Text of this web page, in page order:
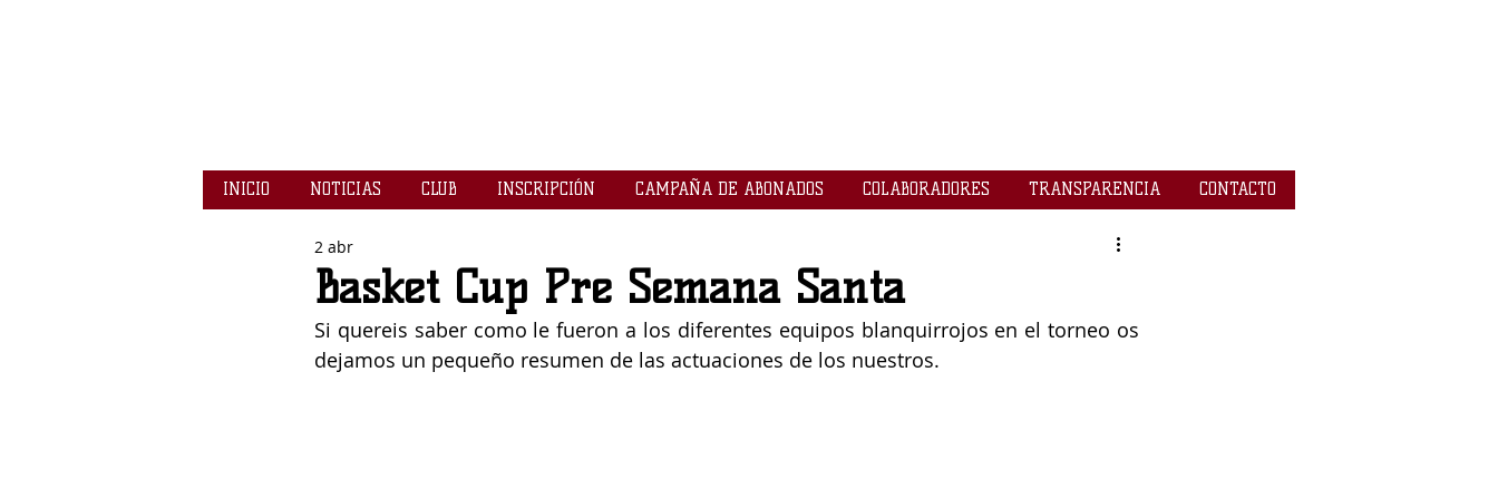
INICIO NOTICIAS CLUB INSCRIPCIÓN CAMPAÑA DE ABONADOS COLABORADORES TRANSPARENCIA CONTACTO
Basket Cup Pre Semana Santa
2 abr
Si quereis saber como le fueron a los diferentes equipos blanquirrojos en el torneo os
dejamos un pequeño resumen de las actuaciones de los nuestros.